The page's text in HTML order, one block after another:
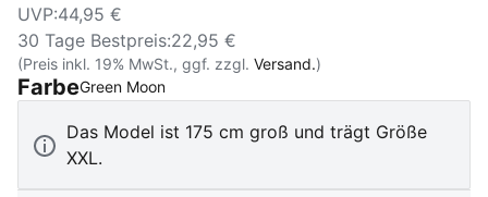
UVP:44,95 €
30 Tage Bestpreis:22,95 €
(Preis inkl. 19% MwSt., ggf. zzgl. Versand.)
FarbeGreen Moon:
Das Model ist 175 cm groß und trägt Größe
XXL.